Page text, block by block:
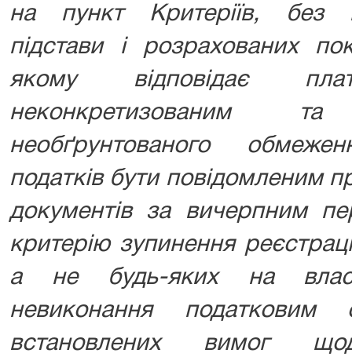
на пункт Критеріїв, без
підстави і розрахованих
якому відповідає
неконкретизованим
необґрунтованого
податків бути повідомленим
документів за вичерпним
критерію зупинення
а не будь-яких на
невиконання податковим
встановлених вимог